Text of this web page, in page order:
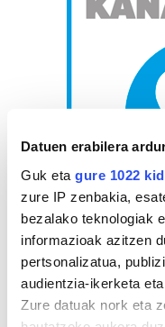
Datuen erabilera
Guk eta gure 1022
zure IP zenbakia,
bezalako teknologiak
informazioak azitzen
pertsonalizatua,
audientzia-ikerketa
Zure datuak nork eta